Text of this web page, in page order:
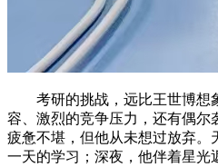
考研的挑战，远比王世博想
容、激烈的竞争压力，还有偶尔
疲惫不堪，但他从未想过放弃。
一天的学习；深夜，他伴着星光